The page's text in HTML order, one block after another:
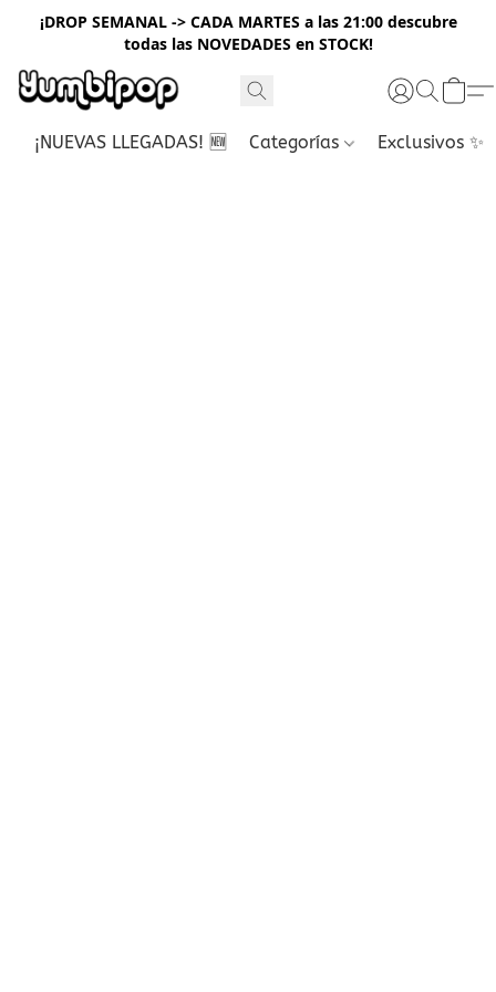
¡DROP SEMANAL -> CADA MARTES a las 21:00 descubre
todas las NOVEDADES en STOCK!
¡NUEVAS LLEGADAS! 🆕 Categorías Exclusivos ✨